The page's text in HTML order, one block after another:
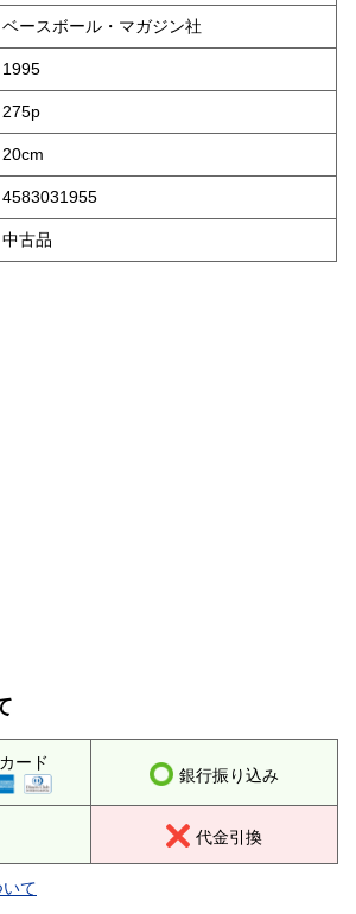
ベースボール・マガジン社
1995
275p
20cm
4583031955
中古品
ード
銀行振り込み
代金引換
て